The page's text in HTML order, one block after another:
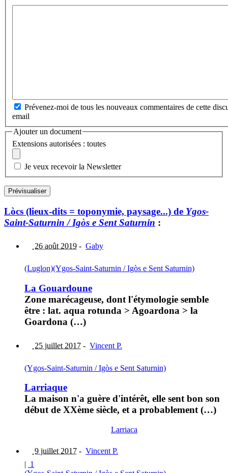
Prévenez-moi de tous les nouveaux commentaires de cette
email
Ajouter un document
Extensions autorisées : toutes
Je veux recevoir la Newsletter
Lòcs (lieux-dits = toponymie, paysage...) de Ygos-
Saint-Saturnin / Igòs e Sent Saturnin :
26 août 2019 - Gaby
(Luglon)(Ygos-Saint-Saturnin / Igòs e Sent Saturnin)
La Gouardoune
Zone marécageuse, dont l'étymologie semble
être : lat. aqua rotunda > Agoardona > la
Goardona (…)
25 juillet 2017 - Vincent P.
(Ygos-Saint-Saturnin / Igòs e Sent Saturnin)
Larriaque
La maison n'a guère d'intérêt, elle sent bon son
début de XXème siècle, et a probablement (…)
Larriaca
9 juillet 2017 - Vincent P.
| 1